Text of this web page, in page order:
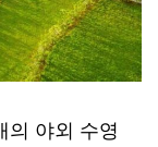
의 야외 수영